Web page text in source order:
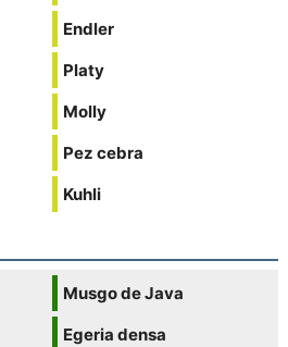
Endler
Platy
Molly
Pez cebra
Kuhli
Musgo de Java
Egeria densa